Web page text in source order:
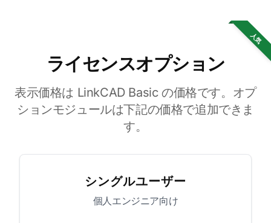
ライセンスオプション
表示価格は LinkCAD Basic の価格です。オプ
ションモジュールは下記の価格で追加できま
す。
シングルユーザー
個人エンジニア向け
人気